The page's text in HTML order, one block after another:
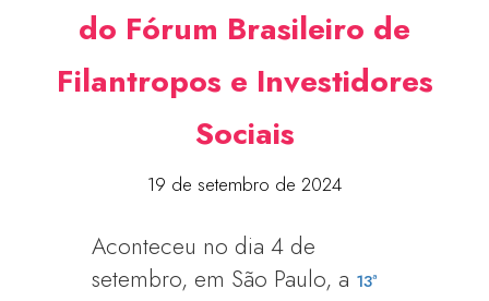
do Fórum Brasileiro de
Filantropos e Investidores
Sociais
19 de setembro de 2024
Aconteceu no dia 4 de
setembro, em São Paulo, a 13ª